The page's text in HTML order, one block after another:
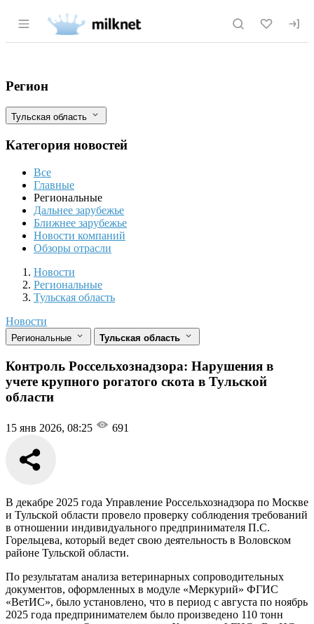
Раздел навигации по сайту milknet.ru
Контроль Россельхознадзора:
Фильтры
Регион
Тульская область
Категория новостей
Все
Главные
Региональные
Дальнее зарубежье
Ближнее зарубежье
Новости компаний
Обзоры отрасли
Новости
Разделы
Новости
Региональные
Тульская область
Новости
Региональные Тульская область
Контроль Россельхознадзора: Нарушения в
учете крупного рогатого скота в Тульской
области
15 янв 2026, 08:25 691
В декабре 2025 года Управление Россельхознадзора по Москве
и Тульской области провело проверку соблюдения требований
в отношении индивидуального предпринимателя П.С.
Горельцева, который ведет свою деятельность в Воловском
районе Тульской области.
По результатам анализа ветеринарных сопроводительных
документов, оформленных в модуле «Меркурий» ФГИС
«ВетИС», было установлено, что в период с августа по ноябрь
2025 года предпринимателем было произведено 110 тонн